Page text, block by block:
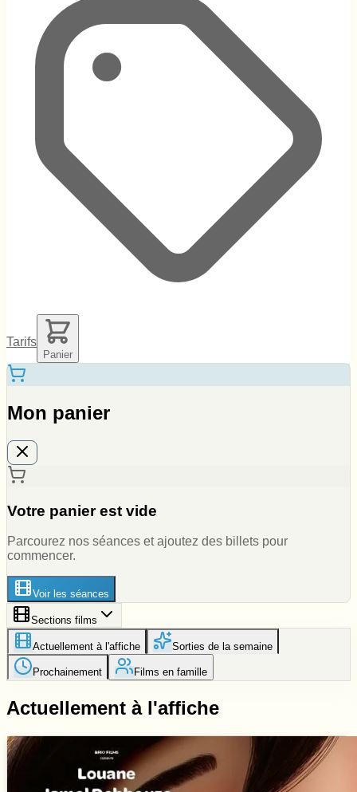
Tarifs
Panier
Mon panier
Votre panier est vide
Parcourez nos séances et ajoutez des billets pour
commencer.
Voir les séances
Sections films
Actuellement à l'affiche Sorties de la semaine
Prochainement Films en famille
Actuellement à l'affiche